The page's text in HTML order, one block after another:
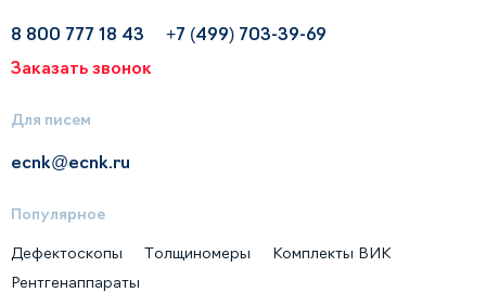
8 800 777 18 43
+7 (499) 703-39-69
Заказать звонок
Для писем
ecnk@ecnk.ru
Популярное
Дефектоскопы Толщиномеры
Комплекты ВИК
Рентгенаппараты